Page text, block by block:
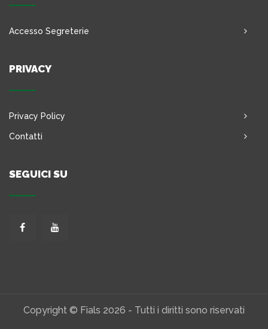
Accesso Segreterie
PRIVACY
Privacy Policy
Contatti
SEGUICI SU
Copyright © Fials 2026 - Tutti i diritti sono riservati